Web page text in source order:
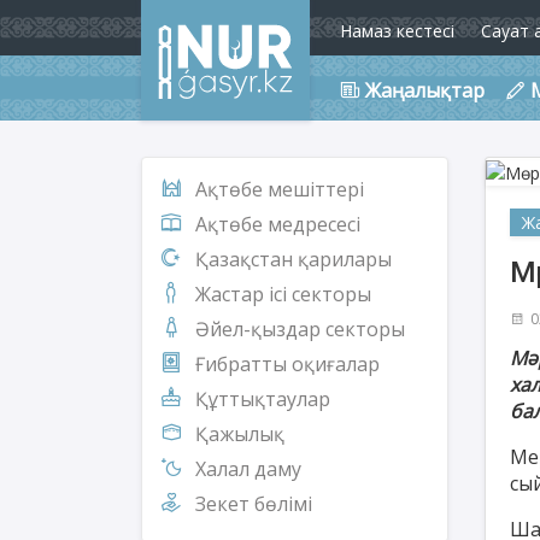
Намаз кестесі Сауат
Жаңалықтар
Ақтөбе мешіттері
Ақтөбе медресесі
Қазақстан қарилары
Жастар ісі секторы
Әйел-қыздар секторы
Ғибратты оқиғалар
Құттықтаулар
Қажылық
Халал даму
Зекет бөлімі
М